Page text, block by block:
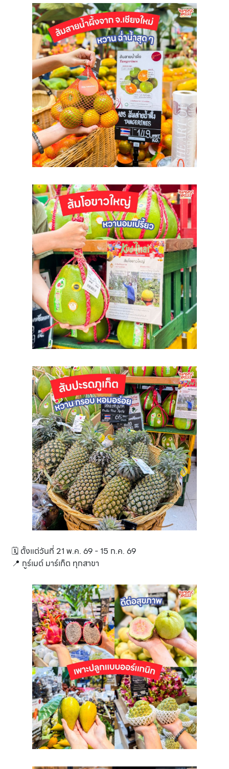
🗓️ ตั้งแต่วันที่ 21 พ.ค. 69 - 15 ก.ค. 69
📍 กูร์เมต์ มาร์เก็ต ทุกสาขา